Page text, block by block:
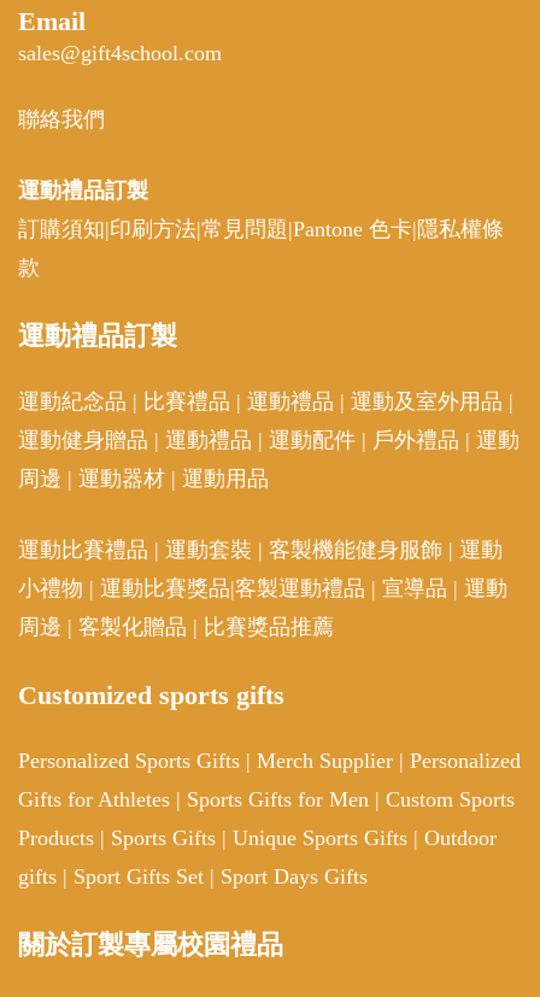
Email
sales@gift4school.com
聯絡我們
運動禮品訂製
訂購須知|印刷方法|常見問題|Pantone 色卡| 隱私權條
款
運動禮品訂製
運動紀念品 | 比賽禮品 | 運動禮品 | 運動及室外用品 |
運動健身贈品 | 運動禮品 | 運動配件 | 戶外禮品 | 運動
周邊 | 運動器材 | 運動用品
運動比賽禮品 | 運動套裝 | 客製機能健身服飾 | 運動
小禮物 | 運動比賽獎品|客製運動禮品 | 宣導品 | 運動
周邊 | 客製化贈品 | 比賽獎品推薦
Customized sports gifts
Personalized Sports Gifts | Merch Supplier | Personalized
Gifts for Athletes | Sports Gifts for Men | Custom Sports
Products | Sports Gifts | Unique Sports Gifts | Outdoor
gifts | Sport Gifts Set | Sport Days Gifts
關於訂製專屬校園禮品